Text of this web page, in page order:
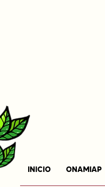
INICIO ONAMIAP